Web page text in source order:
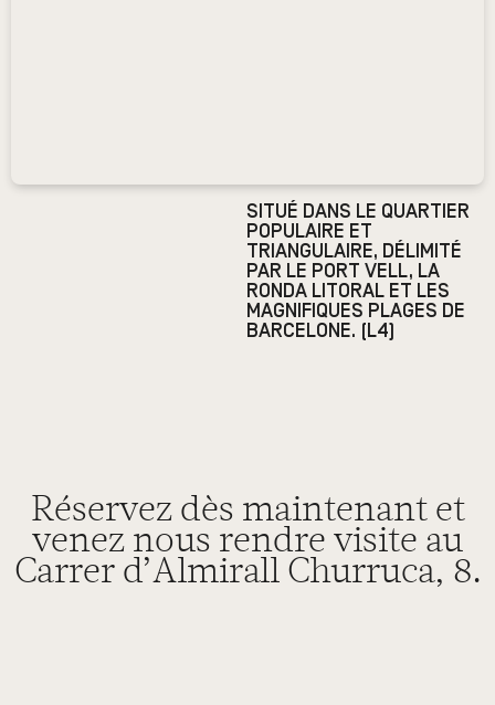
SITUÉ DANS LE QUARTIER
POPULAIRE ET
TRIANGULAIRE, DÉLIMITÉ
PAR LE PORT VELL, LA
RONDA LITORAL ET LES
MAGNIFIQUES PLAGES DE
BARCELONE. (L4)
Réservez dès maintenant et
venez nous rendre visite au
Carrer d’Almirall Churruca, 8.